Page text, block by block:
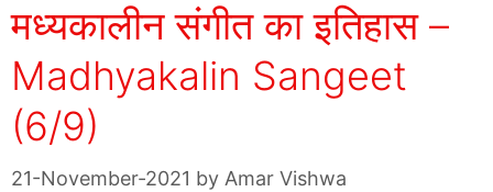
मध्यकालीन संगीत का इतिहास –
Madhyakalin Sangeet
(6/9)
21-November-2021 by Amar Vishwa